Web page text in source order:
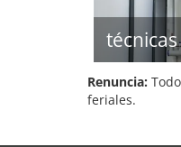
Renuncia:
feriales.